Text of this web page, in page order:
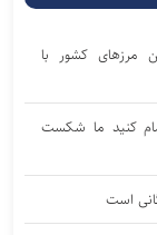
مرزهای کشور با
کنید ما شکست
است